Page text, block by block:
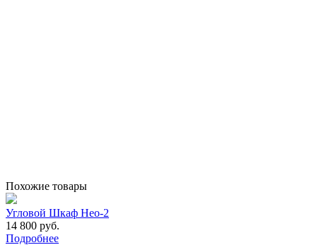
Похожие товары
Угловой Шкаф Нео-2
14 800 руб.
Подробнее